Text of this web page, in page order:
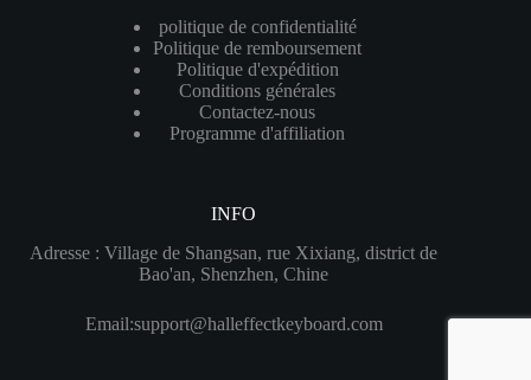
politique de confidentialité
Politique de remboursement
Politique d'expédition
Conditions générales
Contactez-nous
Programme d'affiliation
INFO
Adresse : Village de Shangsan, rue Xixiang, district de
Bao'an, Shenzhen, Chine
Email:support@halleffectkeyboard.com